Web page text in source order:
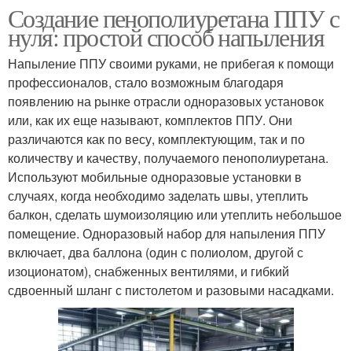
Создание пенополиуретана ППУ с
нуля: простой способ напыления
Напыление ППУ своими руками, не прибегая к помощи
профессионалов, стало возможным благодаря
появлению на рынке отрасли одноразовых установок
или, как их еще называют, комплектов ППУ. Они
различаются как по весу, комплектующим, так и по
количеству и качеству, получаемого пенополиуретана.
Используют мобильные одноразовые установки в
случаях, когда необходимо заделать швы, утеплить
балкон, сделать шумоизоляцию или утеплить небольшое
помещение. Одноразовый набор для напыления ППУ
включает, два баллона (один с полиолом, другой с
изоционатом), снабженных вентилями, и гибкий
сдвоенный шланг с пистолетом и разовыми насадками.